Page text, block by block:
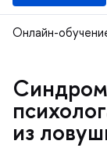
Онлайн-
из